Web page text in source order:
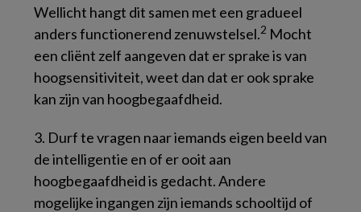
Wellicht hangt dit samen met een gradueel
anders functionerend zenuwstelsel.2 Mocht
een cliënt zelf aangeven dat er sprake is van
hoogsensitiviteit, weet dan dat er ook sprake
kan zijn van hoogbegaafdheid.
3. Durf te vragen naar iemands eigen beeld van
de intelligentie en of er ooit aan
hoogbegaafdheid is gedacht.Andere
mogelijke ingangen zijn iemands schooltijd of